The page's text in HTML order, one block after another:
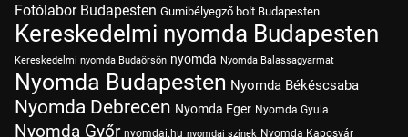
Fotólabor Budapesten Gumibélyegző bolt Budapesten
Kereskedelmi nyomda Budapesten
Kereskedelmi nyomda Budaörsön nyomda Nyomda Balassagyarmat
Nyomda Budapesten Nyomda Békéscsaba
Nyomda Debrecen Nyomda Eger Nyomda Gyula
Nyomda Győr nyomdai.hu nyomdai színek Nyomda Kaposvár